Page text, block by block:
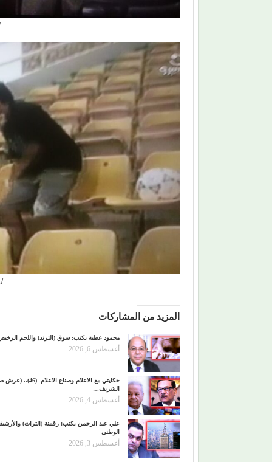
المزيد من المشاركات
محمود عطية يكتب: سوق (الترند) واللحم
أغسطس 6, 2026
حكايتي مع الاعلام وصناع
الشريف…
أغسطس 4, 2026
علي عبد الرحمن يكتب: رقمنة (التراث)
الوطني
أغسطس 3, 2026